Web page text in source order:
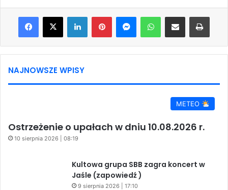
Facebook
X LinkedInPinterestMessengerWhatsAppShare via Email Print
NAJNOWSZE WPISY
METEO
Ostrzeżenie o upałach w dniu 10.08.2026 r.
10 sierpnia 2026 | 08:19
Kultowa grupa SBB zagra koncert w
Jaśle (zapowiedź )
9 sierpnia 2026 | 17:10